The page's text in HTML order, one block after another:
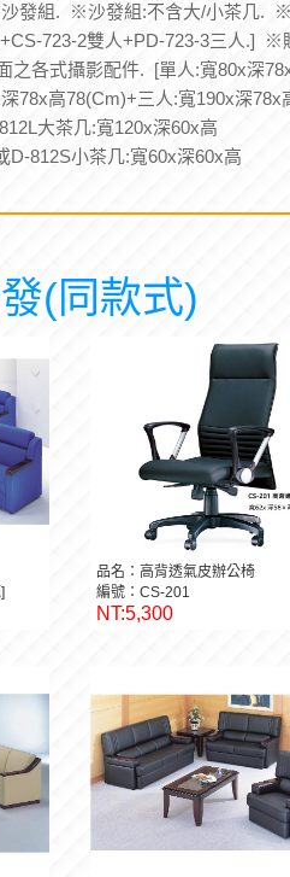
沙發組. ※沙發組:不含大/小茶几.
723-2雙人+PD-723-3三人.] ※
之各式攝影配件. [單人:寬80x深
78x高78(Cm)+三人:寬190x深78x
大茶几:寬120x深60x高
D-812S小茶几:寬60x深60x高
(同款式)
品名：高背透氣皮辦公椅
編號：CS-201
NT:5,300